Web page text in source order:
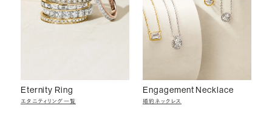
Eternity Ring
エタニティリング一覧
Engagement Necklace
婚約ネックレス